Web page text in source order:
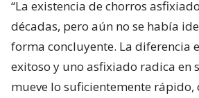
“La existencia de chorros
décadas, pero aún no se había
forma concluyente. La diferencia
exitoso y uno asfixiado radica en
mueve lo suficientemente rápido,